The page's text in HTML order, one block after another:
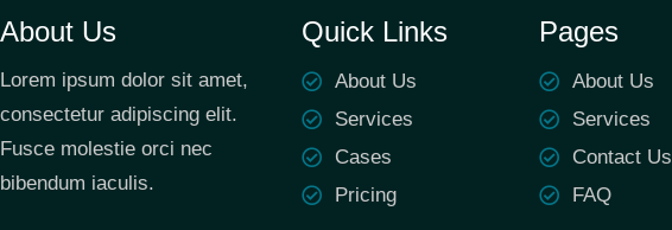
About Us
Lorem ipsum dolor sit amet,
consectetur adipiscing elit.
Fusce molestie orci nec
bibendum iaculis.
Quick Links
About Us
Services
Cases
Pricing
Pages
About Us
Services
Contact Us
FAQ